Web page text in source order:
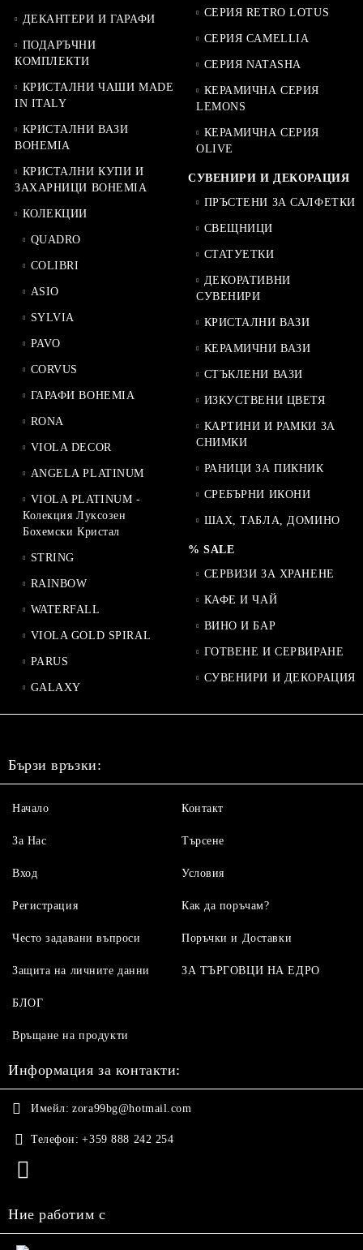
ДЕКАНТЕРИ И ГАРАФИ
ПОДАРЪЧНИ
КОМПЛЕКТИ
КРИСТАЛНИ ЧАШИ MADE
IN ITALY
КРИСТАЛНИ ВАЗИ
BOHEMIA
КРИСТАЛНИ КУПИ И
ЗАХАРНИЦИ BOHEMIA
КОЛЕКЦИИ
QUADRO
COLIBRI
ASIO
SYLVIA
PAVO
CORVUS
ГАРАФИ BOHEMIA
RONA
VIOLA DECOR
ANGELA PLATINUM
VIOLA PLATINUM -
Колекция Луксозен
Бохемски Кристал
STRING
RAINBOW
WATERFALL
VIOLA GOLD SPIRAL
PARUS
GALAXY
СЕРИЯ RETRO LOTUS
СЕРИЯ CAMELLIA
СЕРИЯ NATASHA
КЕРАМИЧНА СЕРИЯ
LEMONS
КЕРАМИЧНА СЕРИЯ
OLIVE
СУВЕНИРИ И ДЕКОРАЦИЯ
ПРЪСТЕНИ ЗА САЛФЕТКИ
СВЕЩНИЦИ
СТАТУЕТКИ
ДЕКОРАТИВНИ
СУВЕНИРИ
КРИСТАЛНИ ВАЗИ
КЕРАМИЧНИ ВАЗИ
СТЪКЛЕНИ ВАЗИ
ИЗКУСТВЕНИ ЦВЕТЯ
КАРТИНИ И РАМКИ ЗА
СНИМКИ
РАНИЦИ ЗА ПИКНИК
СРЕБЪРНИ ИКОНИ
ШАХ, ТАБЛА, ДОМИНО
% SALE
СЕРВИЗИ ЗА ХРАНЕНЕ
КАФЕ И ЧАЙ
ВИНО И БАР
ГОТВЕНЕ И СЕРВИРАНЕ
СУВЕНИРИ И ДЕКОРАЦИЯ
Бързи връзки:
Начало
За Нас
Вход
Регистрация
Контакт
Търсене
Условия
Как да поръчам?
Често задавани въпроси
Защита на личните данни
БЛОГ
Връщане на продукти
Поръчки и Доставки
ЗА ТЪРГОВЦИ НА ЕДРО
Информация за контакти:
Имейл: zora99bg@hotmail.com
Телефон: +359 888 242 254
Ние работим с